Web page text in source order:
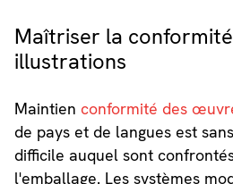
Maîtriser la
illustrations
Maintien conformité des
de pays et de langues est
difficile auquel sont
l'emballage. Les systèmes